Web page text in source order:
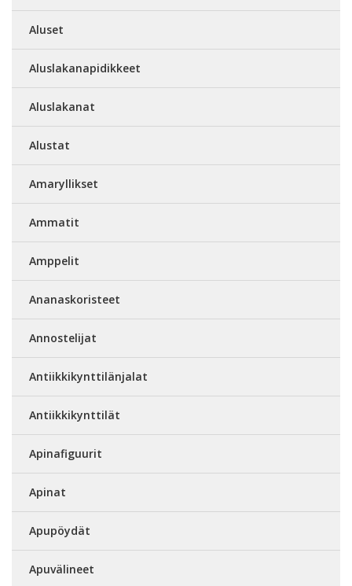
Aluset
Aluslakanapidikkeet
Aluslakanat
Alustat
Amaryllikset
Ammatit
Amppelit
Ananaskoristeet
Annostelijat
Antiikkikynttilänjalat
Antiikkikynttilät
Apinafiguurit
Apinat
Apupöydät
Apuvälineet